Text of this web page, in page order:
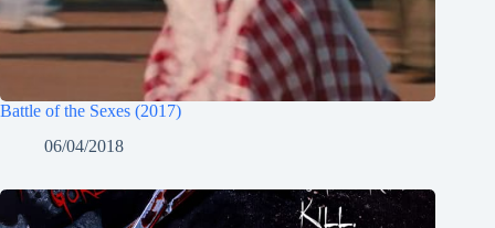
Battle of the Sexes (2017)
06/04/2018